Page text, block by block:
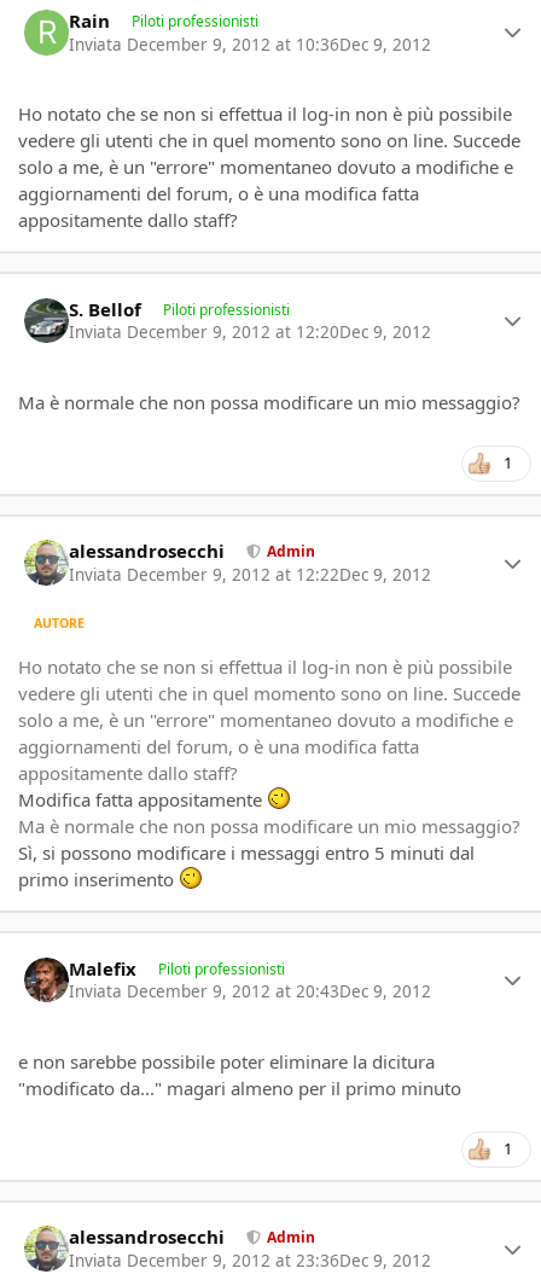
Rain Piloti professionisti
Inviata December 9, 2012 at 10:36Dec 9, 2012
Ho notato che se non si effettua il log-in non è più possibile
vedere gli utenti che in quel momento sono on line. Succede
solo a me, è un "errore" momentaneo dovuto a modifiche e
aggiornamenti del forum, o è una modifica fatta
appositamente dallo staff?
S. Bellof Piloti professionisti
Inviata December 9, 2012 at 12:20Dec 9, 2012
Ma è normale che non possa modificare un mio messaggio?
1
alessandrosecchi Admin
Inviata December 9, 2012 at 12:22Dec 9, 2012
AUTORE
Ho notato che se non si effettua il log-in non è più possibile
vedere gli utenti che in quel momento sono on line. Succede
solo a me, è un "errore" momentaneo dovuto a modifiche e
aggiornamenti del forum, o è una modifica fatta
appositamente dallo staff?
Modifica fatta appositamente
Ma è normale che non possa modificare un mio messaggio?
Sì, si possono modificare i messaggi entro 5 minuti dal
primo inserimento
Malefix Piloti professionisti
Inviata December 9, 2012 at 20:43Dec 9, 2012
e non sarebbe possibile poter eliminare la dicitura
"modificato da..." magari almeno per il primo minuto
1
alessandrosecchi Admin
Inviata December 9, 2012 at 23:36Dec 9, 2012